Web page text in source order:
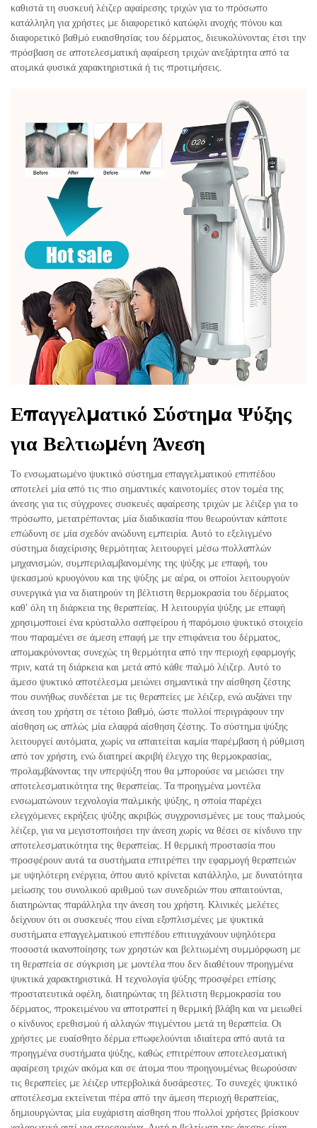
καθιστά τη συσκευή λέιζερ αφαίρεσης τριχών για το πρόσωπο
κατάλληλη για χρήστες με διαφορετικό κατώφλι ανοχής πόνου και
διαφορετικό βαθμό ευαισθησίας του δέρματος, διευκολύνοντας έτσι την
πρόσβαση σε αποτελεσματική αφαίρεση τριχών ανεξάρτητα από τα
ατομικά φυσικά χαρακτηριστικά ή τις προτιμήσεις.
Επαγγελματικό Σύστημα Ψύξης
για Βελτιωμένη Άνεση
Το ενσωματωμένο ψυκτικό σύστημα επαγγελματικού επιπέδου
αποτελεί μία από τις πιο σημαντικές καινοτομίες στον τομέα της
άνεσης για τις σύγχρονες συσκευές αφαίρεσης τριχών με λέιζερ για το
πρόσωπο, μετατρέποντας μία διαδικασία που θεωρούνταν κάποτε
επώδυνη σε μία σχεδόν ανώδυνη εμπειρία. Αυτό το εξελιγμένο
σύστημα διαχείρισης θερμότητας λειτουργεί μέσω πολλαπλών
μηχανισμών, συμπεριλαμβανομένης της ψύξης με επαφή, του
ψεκασμού κρυογόνου και της ψύξης με αέρα, οι οποίοι λειτουργούν
συνεργικά για να διατηρούν τη βέλτιστη θερμοκρασία του δέρματος
καθ’ όλη τη διάρκεια της θεραπείας. Η λειτουργία ψύξης με επαφή
χρησιμοποιεί ένα κρύσταλλο σαπφείρου ή παρόμοιο ψυκτικό στοιχείο
που παραμένει σε άμεση επαφή με την επιφάνεια του δέρματος,
απομακρύνοντας συνεχώς τη θερμότητα από την περιοχή εφαρμογής
πριν, κατά τη διάρκεια και μετά από κάθε παλμό λέιζερ. Αυτό το
άμεσο ψυκτικό αποτέλεσμα μειώνει σημαντικά την αίσθηση ζέστης
που συνήθως συνδέεται με τις θεραπείες με λέιζερ, ενώ αυξάνει την
άνεση του χρήστη σε τέτοιο βαθμό, ώστε πολλοί περιγράφουν την
αίσθηση ως απλώς μία ελαφρά αίσθηση ζέστης. Το σύστημα ψύξης
λειτουργεί αυτόματα, χωρίς να απαιτείται καμία παρέμβαση ή ρύθμιση
από τον χρήστη, ενώ διατηρεί ακριβή έλεγχο της θερμοκρασίας,
προλαμβάνοντας την υπερψύξη που θα μπορούσε να μειώσει την
αποτελεσματικότητα της θεραπείας. Τα προηγμένα μοντέλα
ενσωματώνουν τεχνολογία παλμικής ψύξης, η οποία παρέχει
ελεγχόμενες εκρήξεις ψύξης ακριβώς συγχρονισμένες με τους παλμούς
λέιζερ, για να μεγιστοποιήσει την άνεση χωρίς να θέσει σε κίνδυνο την
αποτελεσματικότητα της θεραπείας. Η θερμική προστασία που
προσφέρουν αυτά τα συστήματα επιτρέπει την εφαρμογή θεραπειών
με υψηλότερη ενέργεια, όπου αυτό κρίνεται κατάλληλο, με δυνατότητα
μείωσης του συνολικού αριθμού των συνεδριών που απαιτούνται,
διατηρώντας παράλληλα την άνεση του χρήστη. Κλινικές μελέτες
δείχνουν ότι οι συσκευές που είναι εξοπλισμένες με ψυκτικά
συστήματα επαγγελματικού επιπέδου επιτυγχάνουν υψηλότερα
ποσοστά ικανοποίησης των χρηστών και βελτιωμένη συμμόρφωση με
τη θεραπεία σε σύγκριση με μοντέλα που δεν διαθέτουν προηγμένα
ψυκτικά χαρακτηριστικά. Η τεχνολογία ψύξης προσφέρει επίσης
προστατευτικά οφέλη, διατηρώντας τη βέλτιστη θερμοκρασία του
δέρματος, προκειμένου να αποτραπεί η θερμική βλάβη και να μειωθεί
ο κίνδυνος ερεθισμού ή αλλαγών πιγμέντου μετά τη θεραπεία. Οι
χρήστες με ευαίσθητο δέρμα επωφελούνται ιδιαίτερα από αυτά τα
προηγμένα συστήματα ψύξης, καθώς επιτρέπουν αποτελεσματική
αφαίρεση τριχών ακόμα και σε άτομα που προηγουμένως θεωρούσαν
τις θεραπείες με λέιζερ υπερβολικά δυσάρεστες. Το συνεχές ψυκτικό
αποτέλεσμα εκτείνεται πέρα από την άμεση περιοχή θεραπείας,
δημιουργώντας μία ευχάριστη αίσθηση που πολλοί χρήστες βρίσκουν